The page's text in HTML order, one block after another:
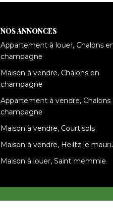
NOS ANNONCES
Appartement à louer, Chalons
champagne
Maison à vendre, Chalons en
champagne
Appartement à vendre, Chalons
champagne
Maison à vendre, Courtisols
Maison à vendre, Heiltz le
Maison à louer, Saint memmie